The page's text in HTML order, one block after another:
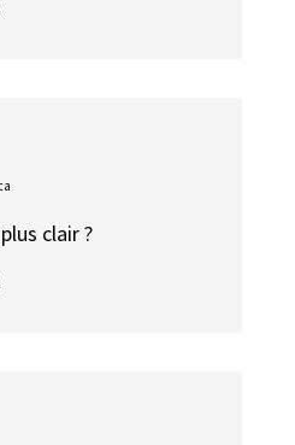
clair ?